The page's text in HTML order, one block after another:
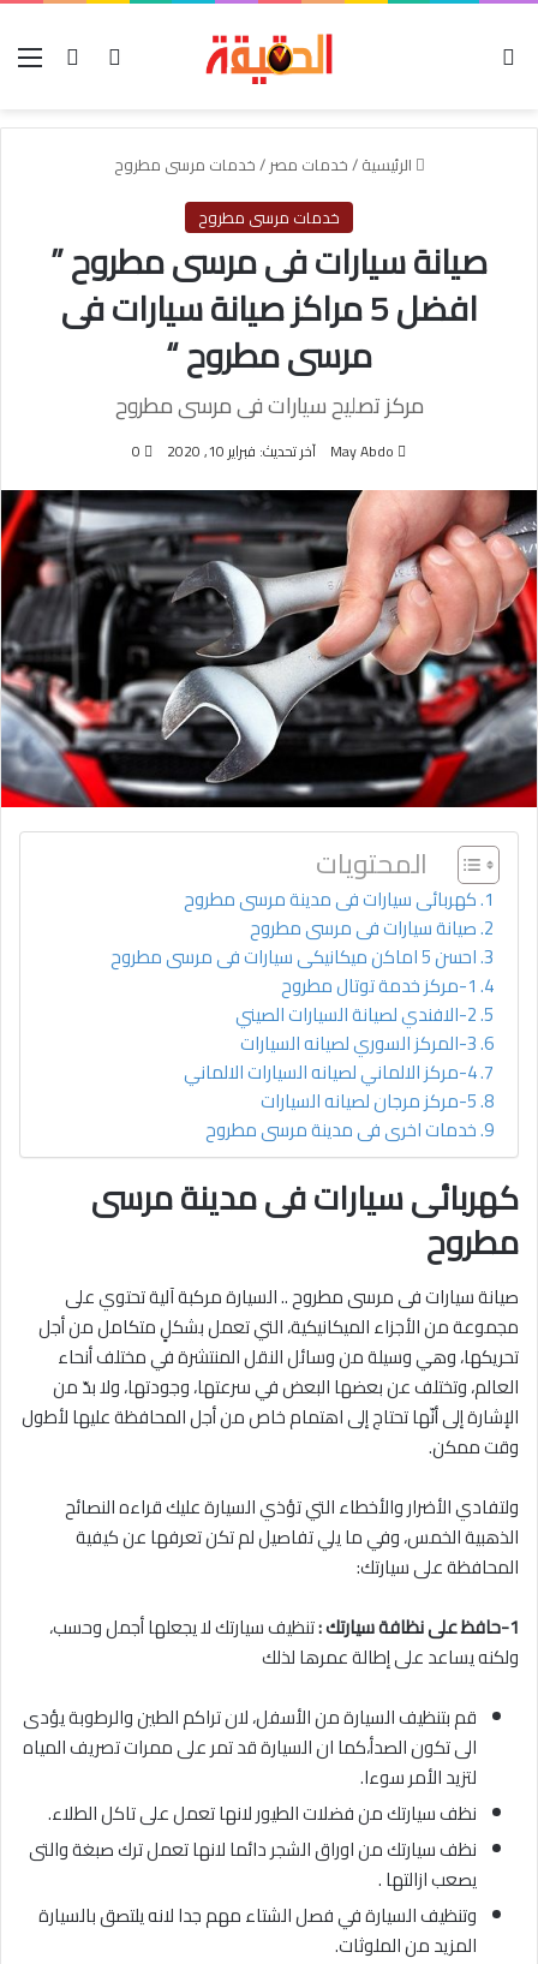
بحث عنتسجيل
الرئيسية/خدمات مصر/خدمات مرسى مطروح
خدمات مرسى مطروح
صيانة سيارات فى مرسى مطروح ”
افضل 5 مراكز صيانة سيارات فى
مرسى مطروح “
مركز تصليح سيارات فى مرسى مطروح
May Abdo آخر تحديث: فبراير 10, 2020 0
المحتويات
كهربائى سيارات فى مدينة مرسى مطروح
صيانة سيارات فى مرسى مطروح
احسن 5 اماكن ميكانيكى سيارات فى مرسى مطروح
1-مركز خدمة توتال مطروح
2-الافندي لصيانة السيارات الصيني
3-المركز السوري لصيانه السيارات
4-مركز الالماني لصيانه السيارات الالماني
5-مركز مرجان لصيانه السيارات
خدمات اخرى فى مدينة مرسى مطروح
كهربائى سيارات فى مدينة مرسى
مطروح
صيانة سيارات فى مرسى مطروح .. السيارة مركبة آلية تحتوي على
مجموعة من الأجزاء الميكانيكية، التي تعمل بشكلٍ متكامل من أجل
تحريكها، وهي وسيلة من وسائل النقل المنتشرة في مختلف أنحاء
العالم، وتختلف عن بعضها البعض في سرعتها، وجودتها، ولا بدّ من
الإشارة إلى أنّها تحتاج إلى اهتمام خاص من أجل المحافظة عليها لأطول
وقت ممكن.
ولتفادي الأضرار والأخطاء التي تؤذي السيارة عليك قراءه النصائح
الذهبية الخمس، وفي ما يلي تفاصيل لم تكن تعرفها عن كيفية
المحافظة على سيارتك:
1-حافظ على نظافة سيارتك :
تنظيف سيارتك لا يجعلها أجمل وحسب،
ولكنه يساعد على إطالة عمرها لذلك
قم بتنظيف السيارة من الأسفل، لان تراكم الطين والرطوبة يؤدى
الى تكون الصدأ،كما ان السيارة قد تمر على ممرات تصريف المياه
لتزيد الأمر سوءا.
نظف سيارتك من فضلات الطيور لانها تعمل على تاكل الطلاء.
نظف سيارتك من اوراق الشجر دائما لانها تعمل ترك صبغة والتى
يصعب ازالتها .
وتنظيف السيارة في فصل الشتاء مهم جدا لانه يلتصق بالسيارة
المزيد من الملوثات.